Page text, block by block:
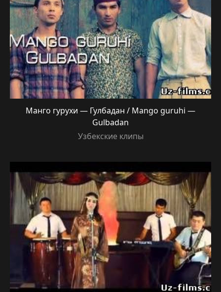
Манго гурухи — Гулбадан / Mango guruhi —
Gulbadan
Узбекские клипы